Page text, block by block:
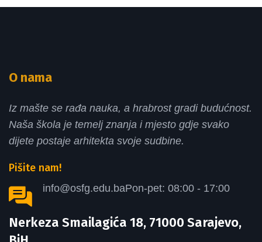
O nama
Iz mašte se rađa nauka, a hrabrost gradi budućnost.
Naša škola je temelj znanja i mjesto gdje svako
dijete postaje arhitekta svoje sudbine.
Pišite nam!
info@osfg.edu.baPon-pet: 08:00 - 17:00
Nerkeza Smailagića 18, 71000 Sarajevo,